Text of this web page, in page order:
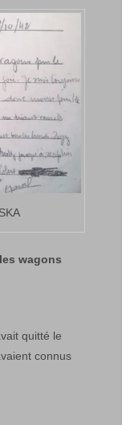
wagons
quitté le
connus